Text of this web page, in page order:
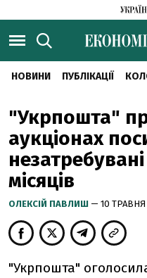
НОВИНИ ПУБЛІКАЦІЇ
"Укрпошта"
аукціонах
місяців
ОЛЕКСІЙ ПАВЛИШ — 10 ТРАВНЯ
"Укрпошта"